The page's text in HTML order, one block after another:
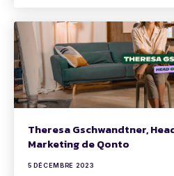
Theresa Gschwandtner,
Marketing de Qonto
5 DÉCEMBRE 2023